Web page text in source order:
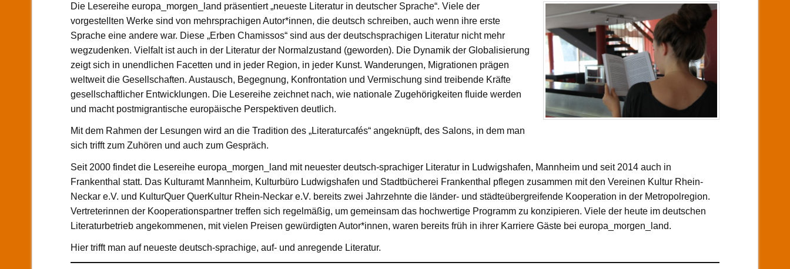
Die Lesereihe europa_morgen_land präsentiert „neueste Literatur in deutscher Sprache“. Viele der
vorgestellten Werke sind von mehrsprachigen Autor*innen, die deutsch schreiben, auch wenn ihre erste
Sprache eine andere war. Diese „Erben Chamissos“ sind aus der deutschsprachigen Literatur nicht mehr
wegzudenken. Vielfalt ist auch in der Literatur der Normalzustand (geworden). Die Dynamik der Globalisierung
zeigt sich in unendlichen Facetten und in jeder Region, in jeder Kunst. Wanderungen, Migrationen prägen
weltweit die Gesellschaften. Austausch, Begegnung, Konfrontation und Vermischung sind treibende Kräfte
gesellschaftlicher Entwicklungen. Die Lesereihe zeichnet nach, wie nationale Zugehörigkeiten fluide werden
und macht postmigrantische europäische Perspektiven deutlich.
Mit dem Rahmen der Lesungen wird an die Tradition des „Literaturcafés“ angeknüpft, des Salons, in dem man
sich trifft zum Zuhören und auch zum Gespräch.
Seit 2000 findet die Lesereihe europa_morgen_land mit neuester deutsch-sprachiger Literatur in Ludwigshafen, Mannheim und seit 2014 auch in
Frankenthal statt. Das Kulturamt Mannheim, Kulturbüro Ludwigshafen und Stadtbücherei Frankenthal pflegen zusammen mit den Vereinen Kultur Rhein-
Neckar e.V. und KulturQuer QuerKultur Rhein-Neckar e.V. bereits zwei Jahrzehnte die länder- und städteübergreifende Kooperation in der Metropolregion.
Vertreterinnen der Kooperationspartner treffen sich regelmäßig, um gemeinsam das hochwertige Programm zu konzipieren. Viele der heute im deutschen
Literaturbetrieb angekommenen, mit vielen Preisen gewürdigten Autor*innen, waren bereits früh in ihrer Karriere Gäste bei europa_morgen_land.
Hier trifft man auf neueste deutsch-sprachige, auf- und anregende Literatur.